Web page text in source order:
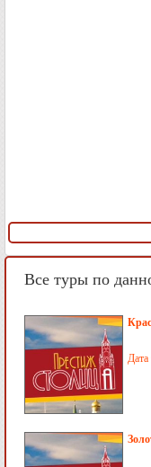
Все туры по
Дата